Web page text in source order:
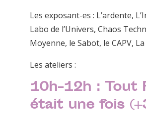
Les exposant-es : L’ardente,
Labo de l’Univers, Chaos
Moyenne, le Sabot, le CAPV,
Les ateliers :
10h-12h : Tout
était une fois